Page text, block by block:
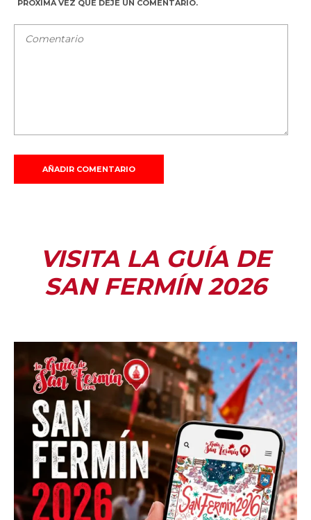
PRÓXIMA VEZ QUE DEJE UN COMENTARIO.
VISITA LA GUÍA DE
SAN FERMÍN 2026